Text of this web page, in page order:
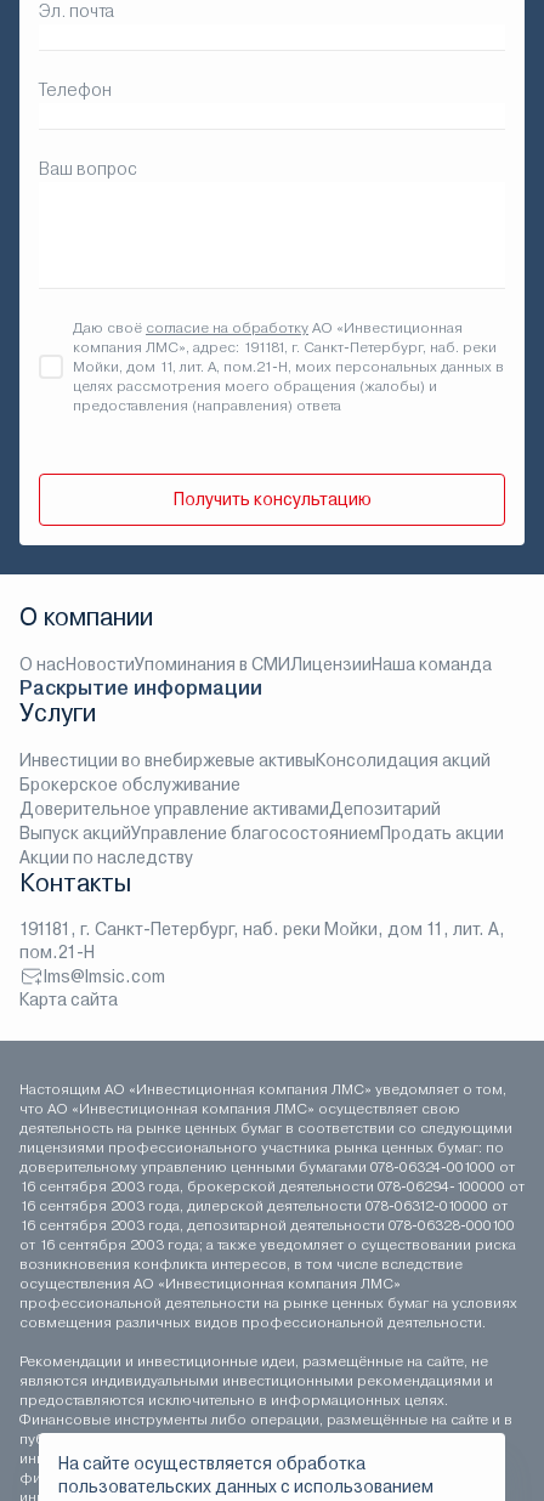
Эл. почта
Телефон
Ваш вопрос
Даю своё согласие на обработку АО «Инвестиционная
компания ЛМС», адрес: 191181, г. Санкт-Петербург, наб. реки
Мойки, дом 11, лит. А, пом.21-Н, моих персональных данных в
целях рассмотрения моего обращения (жалобы) и
предоставления (направления) ответа
Получить консультацию
О компании
О насНовостиУпоминания в СМИЛицензииНаша команда
Раскрытие информации
Услуги
Инвестиции во внебиржевые активыКонсолидация акций
Брокерское обслуживание
Доверительное управление активамиДепозитарий
Выпуск акцийУправление благосостояниемПродать акции
Акции по наследству
Контакты
191181, г. Санкт-Петербург, наб. реки Мойки, дом 11, лит. А,
пом.21-Н
lms@lmsic.com
Карта сайта
Настоящим АО «Инвестиционная компания ЛМС» уведомляет о том,
что АО «Инвестиционная компания ЛМС» осуществляет свою
деятельность на рынке ценных бумаг в соответствии со следующими
лицензиями профессионального участника рынка ценных бумаг: по
доверительному управлению ценными бумагами 078-06324-001000 от
16 сентября 2003 года, брокерской деятельности 078-06294-100000 от
16 сентября 2003 года, дилерской деятельности 078-06312-010000 от
16 сентября 2003 года, депозитарной деятельности 078-06328-000100
от 16 сентября 2003 года; а также уведомляет о существовании риска
возникновения конфликта интересов, в том числе вследствие
осуществления АО «Инвестиционная компания ЛМС»
профессиональной деятельности на рынке ценных бумаг на условиях
совмещения различных видов профессиональной деятельности.
Рекомендации и инвестиционные идеи, размещённые на сайте, не
являются индивидуальными инвестиционными рекомендациями и
предоставляются исключительно в информационных целях.
Финансовые инструменты либо операции, размещённые на сайте и в
публикуемых материалах, могут не соответствовать вашему
инвестиционному профилю. Определение соответствия
финансового инструмента либо операции инвестиционным целям,
инвестиционному горизонту и толерантности к риску является
На сайте осуществляется обработка
пользовательских данных с использованием